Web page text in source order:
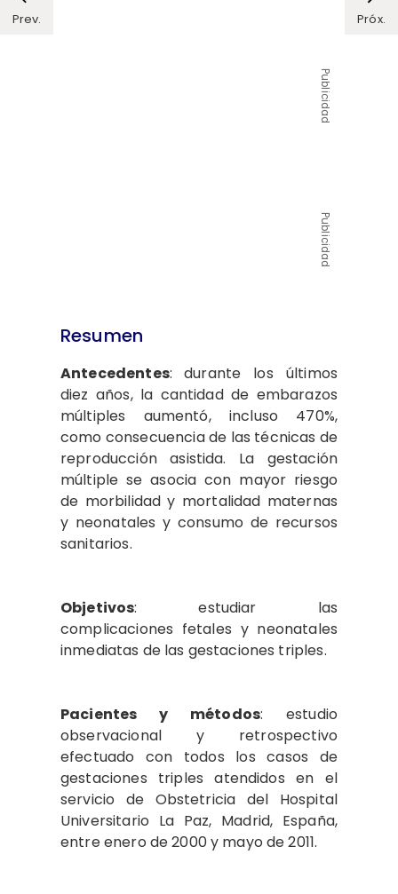
Prev. Próx.
Publicidad
Publicidad
Resumen
Antecedentes:
durante los últimos
diez años, la cantidad de embarazos
múltiples aumentó, incluso 470%,
como consecuencia de las técnicas de
reproducción asistida. La gestación
múltiple se asocia con mayor riesgo
de morbilidad y mortalidad maternas
y neonatales y consumo de recursos
sanitarios.
Objetivos: estudiar las
complicaciones fetales y neonatales
inmediatas de las gestaciones triples.
Pacientes y métodos: estudio
observacional y retrospectivo
efectuado con todos los casos de
gestaciones triples atendidos en el
servicio de Obstetricia del Hospital
Universitario La Paz, Madrid, España,
entre enero de 2000 y mayo de 2011.